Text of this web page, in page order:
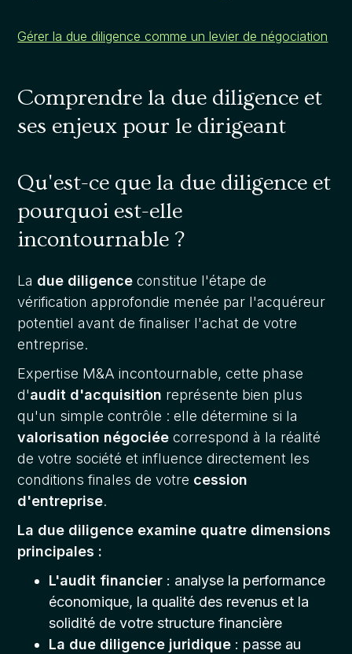
Gérer la due diligence comme un levier de négociation
Comprendre la due diligence et
ses enjeux pour le dirigeant
Qu'est-ce que la due diligence et
pourquoi est-elle
incontournable ?
La due diligence constitue l'étape de
vérification approfondie menée par l'acquéreur
potentiel avant de finaliser l'achat de votre
entreprise.
Expertise M&A incontournable, cette phase
d'audit d'acquisition représente bien plus
qu'un simple contrôle : elle détermine si la
valorisation négociée correspond à la réalité
de votre société et influence directement les
conditions finales de votre cession
d'entreprise.
La due diligence examine quatre dimensions
principales :
L'audit financier : analyse la performance
économique, la qualité des revenus et la
solidité de votre structure financière
La due diligence juridique : passe au